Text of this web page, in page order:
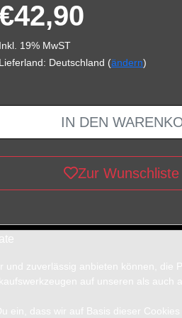
Inkl. 19% MwST
Lieferland: Deutschland (ändern)
IN DEN
Zur
zuverlässig anbieten können, die
auf unseren als auch
ein, dass wir auf Basis dieser